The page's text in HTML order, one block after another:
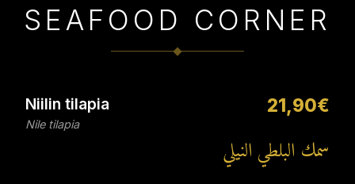
SEAFOOD CORNER
Niilin tilapia
Nile tilapia
21,90€
سمك البلطي النيلي